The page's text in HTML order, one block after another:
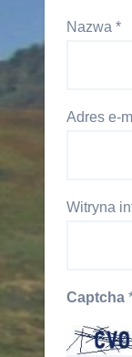
Nazwa *
Adres e-
Witryna
Captcha